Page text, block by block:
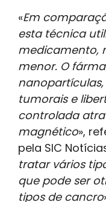
«Em
esta técnica
medicamento,
menor. O
tumorais e
controlada
magnético»,
pela SIC
tratar vários
que pode ser
tipos de cancro